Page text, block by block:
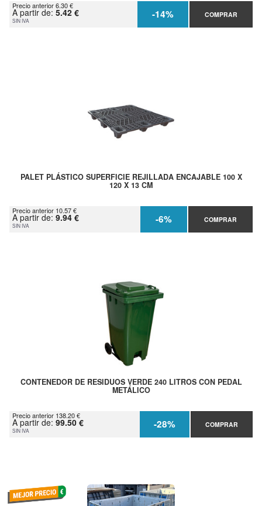
Precio anterior 6.30 €
A partir de: 5.42 €
SIN IVA -14% COMPRAR
PALET PLÁSTICO SUPERFICIE REJILLADA ENCAJABLE 100 X
120 X 13 CM
Precio anterior 10.57 €
A partir de: 9.94 €
SIN IVA -6% COMPRAR
CONTENEDOR DE RESIDUOS VERDE 240 LITROS CON PEDAL
METÁLICO
Precio anterior 138.20 €
A partir de: 99.50 €
SIN IVA -28% COMPRAR